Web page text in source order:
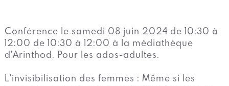
Conférence le samedi 08 juin 2024 de 10:30 à
12:00 de 10:30 à 12:00 à la médiathèque
d'Arinthod. Pour les ados-adultes.
L'invisibilisation des femmes : Même si les